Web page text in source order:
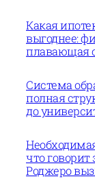
Какая
выгоднее:
плавающая
Система
полная
до
что говорит
Роджеро